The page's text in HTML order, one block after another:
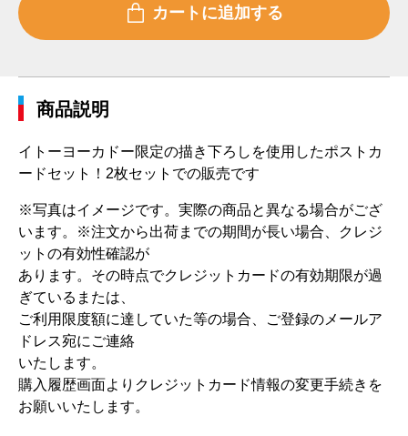
商品説明
イトーヨーカドー限定の描き下ろしを使用したポストカ
ードセット！2枚セットでの販売です
※写真はイメージです。実際の商品と異なる場合がござ
います。 ※注文から出荷までの期間が長い場合、クレジ
ットの有効性確認が
あります。その時点でクレジットカードの有効期限が過
ぎているまたは、
ご利用限度額に達していた等の場合、ご登録のメールア
ドレス宛にご連絡
いたします。
購入履歴画面よりクレジットカード情報の変更手続きを
お願いいたします。